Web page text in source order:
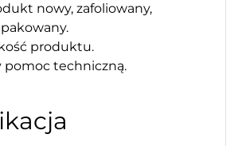
nowy, zafoliowany,
produktu.
pomoc techniczną.